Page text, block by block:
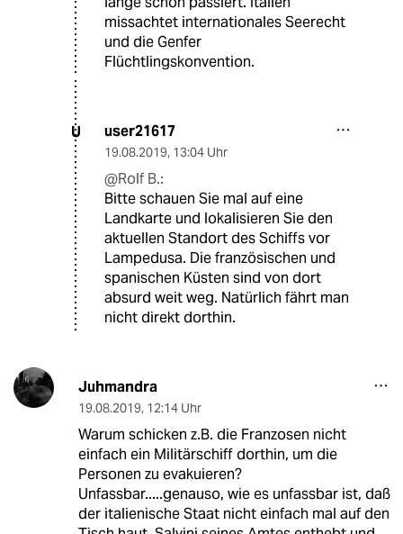
missachtet internationales Seerecht
und die Genfer
Flüchtlingskonvention.
U user21617
19.08.2019, 13:04 Uhr
@Rolf B.:
Bitte schauen Sie mal auf eine
Landkarte und lokalisieren Sie den
aktuellen Standort des Schiffs vor
Lampedusa. Die französischen und
spanischen Küsten sind von dort
absurd weit weg. Natürlich fährt man
nicht direkt dorthin.
Juhmandra
19.08.2019, 12:14 Uhr
Warum schicken z.B. die Franzosen nicht
einfach ein Militärschiff dorthin, um die
Personen zu evakuieren?
Unfassbar.....genauso, wie es unfassbar ist, daß
der italienische Staat nicht einfach mal auf den